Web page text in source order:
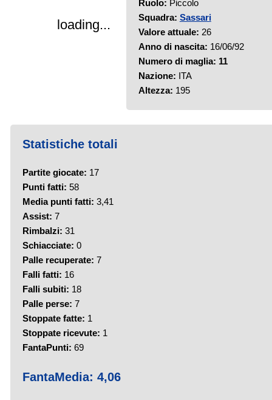
loading...
Ruolo: Piccolo
Squadra: Sassari
Valore attuale: 26
Anno di nascita: 16/06/92
Numero di maglia: 11
Nazione: ITA
Altezza: 195
Statistiche totali
Partite giocate: 17
Punti fatti: 58
Media punti fatti: 3,41
Assist: 7
Rimbalzi: 31
Schiacciate: 0
Palle recuperate: 7
Falli fatti: 16
Falli subiti: 18
Palle perse: 7
Stoppate fatte: 1
Stoppate ricevute: 1
FantaPunti: 69
FantaMedia: 4,06